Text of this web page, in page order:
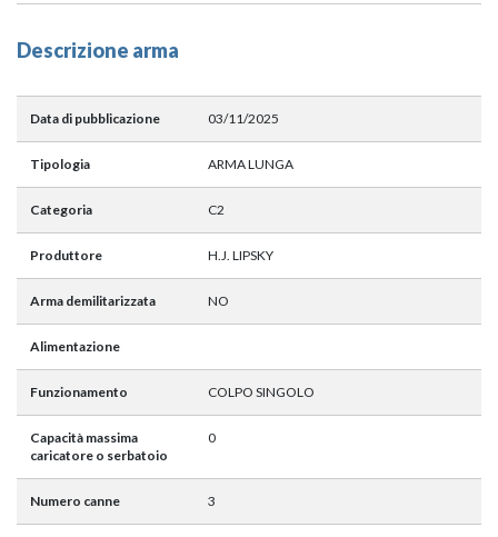
Descrizione arma
Data di pubblicazione 03/11/2025
Tipologia ARMA LUNGA
Categoria C2
Produttore H.J. LIPSKY
Arma demilitarizzata NO
Alimentazione
Funzionamento COLPO SINGOLO
Capacità massima
caricatore o serbatoio
0
Numero canne 3